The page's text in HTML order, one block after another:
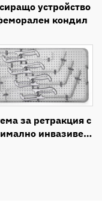
устройство
кондил
за ретракция с
инвазивен